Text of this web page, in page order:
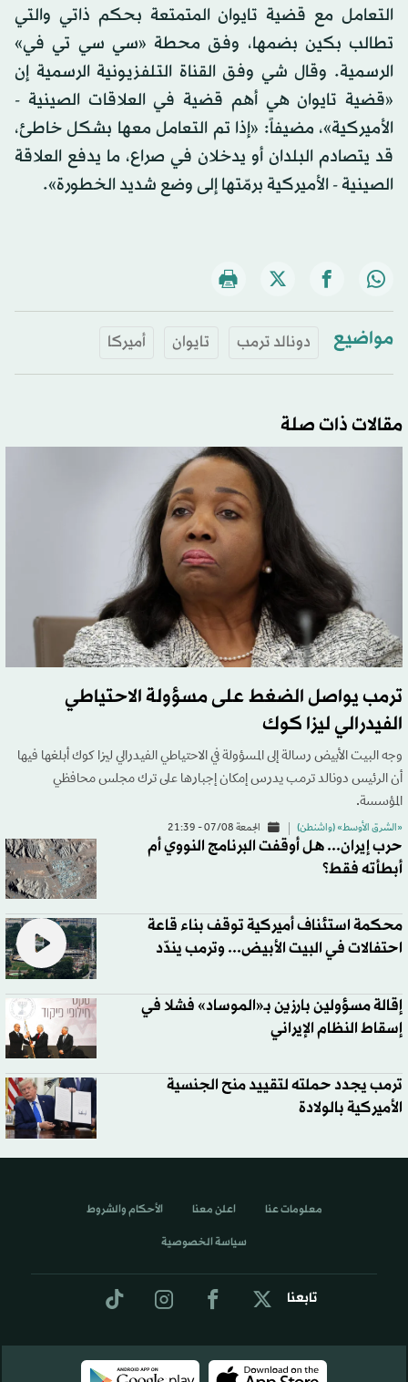
التعامل مع قضية تايوان المتمتعة بحكم ذاتي والتي
تطالب بكين بضمها، وفق محطة «سي سي تي في»
الرسمية. وقال شي وفق القناة التلفزيونية الرسمية إن
«قضية تايوان هي أهم قضية في العلاقات الصينية -
الأميركية»، مضيفاً: «إذا تم التعامل معها بشكل خاطئ،
قد يتصادم البلدان أو يدخلان في صراع، ما يدفع العلاقة
الصينية - الأميركية برمّتها إلى وضع شديد الخطورة».
مواضيع دونالد ترمب تايوان أميركا
مقالات ذات صلة
ترمب يواصل الضغط على مسؤولة الاحتياطي
الفيدرالي ليزا كوك
وجه البيت الأبيض رسالة إلى المسؤولة في الاحتياطي الفيدرالي ليزا كوك أبلغها فيها
أن الرئيس دونالد ترمب يدرس إمكان إجبارها على ترك مجلس محافظي
المؤسسة.
«الشرق الأوسط» (واشنطن) الجمعة 07/08 - 21:39
حرب إيران... هل أوقفت البرنامج النووي أم
أبطأته فقط؟
محكمة استئناف أميركية توقف بناء قاعة
احتفالات في البيت الأبيض... وترمب يندّد
إقالة مسؤولين بارزين بـ«الموساد» فشلا في
إسقاط النظام الإيراني
ترمب يجدد حملته لتقييد منح الجنسية
الأميركية بالولادة
تابعنا
معلومات عنا اعلن معنا الأحكام والشروط
سياسة الخصوصية